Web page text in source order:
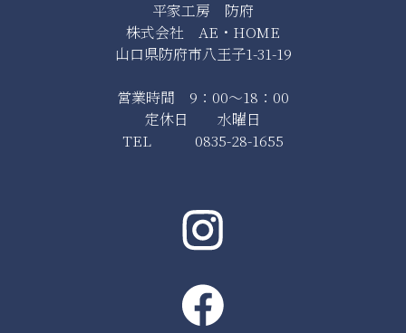
平家工房 防府
株式会社 AE・HOME
山口県防府市八王子1-31-19
営業時間 9：00～18：00
定休日 水曜日
TEL 0835-28-1655